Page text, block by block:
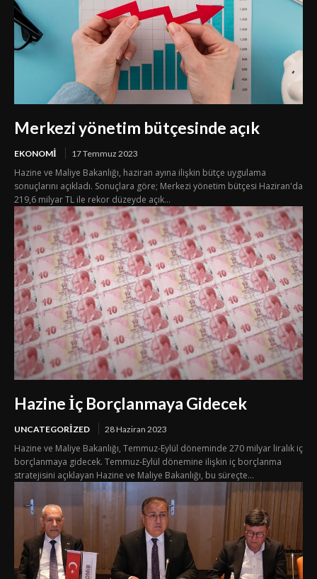
Merkezi yönetim bütçesinde açık
EKONOMI 17 Temmuz 2023
Hazine ve Maliye Bakanlığı, haziran ayına ilişkin bütçe uygulama
sonuçlarını açıkladı. Sonuçlara göre; Merkezi yönetim bütçesi Haziran'da
219,6 milyar TL ile rekor düzeyde açık...
Hazine İç Borçlanmaya Gidecek
UNCATEGORIZED 28 Haziran 2023
Hazine ve Maliye Bakanlığı, Temmuz-Eylül döneminde 270 milyar liralık iç
borçlanmaya gidecek. Temmuz-Eylül dönemine ilişkin iç borçlanma
stratejisini açıklayan Hazine ve Maliye Bakanlığı, bu süreçte...